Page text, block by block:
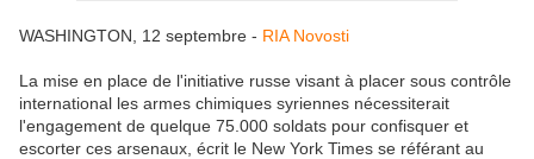
WASHINGTON, 12 septembre - RIA Novosti
La mise en place de l'initiative russe visant à placer sous contrôle
international les armes chimiques syriennes nécessiterait
l'engagement de quelque 75.000 soldats pour confisquer et
escorter ces arsenaux, écrit le New York Times se référant au